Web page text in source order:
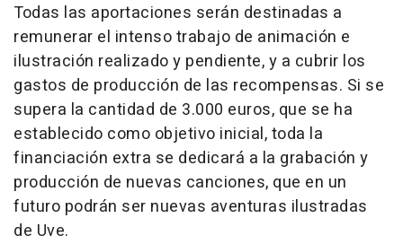
Todas las aportaciones serán destinadas a
remunerar el intenso trabajo de animación e
ilustración realizado y pendiente, y a cubrir los
gastos de producción de las recompensas. Si se
supera la cantidad de 3.000 euros, que se ha
establecido como objetivo inicial, toda la
financiación extra se dedicará a la grabación y
producción de nuevas canciones, que en un
futuro podrán ser nuevas aventuras ilustradas
de Uve.